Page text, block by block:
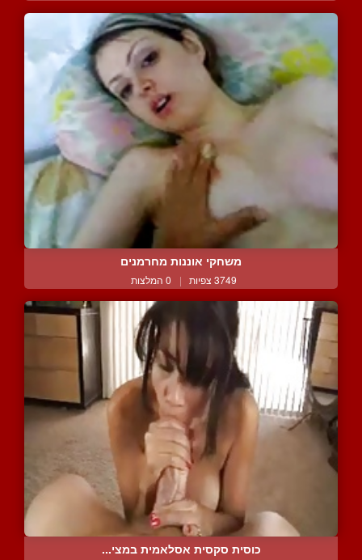
משחקי אוננות מחרמנים
3749 צפיות | 0 המלצות
כוסית סקסית אסלאמית במצי...